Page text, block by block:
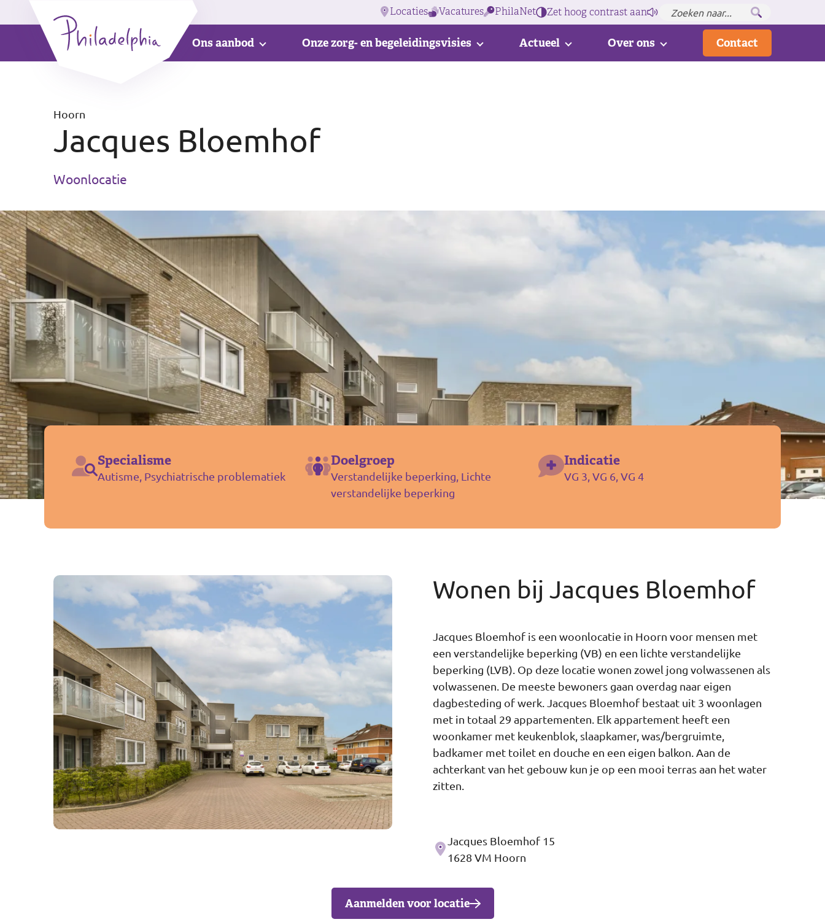
Locaties Vacatures PhilaNet Zet hoog contrast aan
Ons aanbod Onze zorg- en begeleidingsvisies Actueel Over ons Contact
Hoorn
Jacques Bloemhof
Woonlocatie
Specialisme
Autisme, Psychiatrische problematiek
Doelgroep
Verstandelijke beperking, Lichte
verstandelijke beperking
Indicatie
VG 3, VG 6, VG 4
Wonen bij Jacques Bloemhof
Jacques Bloemhof is een woonlocatie in Hoorn voor mensen met
een verstandelijke beperking (VB) en een lichte verstandelijke
beperking (LVB). ​Op deze locatie wonen zowel jong volwassenen als
volwassenen. De meeste bewoners gaan overdag naar eigen
dagbesteding of werk. Jacques Bloemhof bestaat uit 3 woonlagen
met in totaal 29 appartementen. Elk appartement heeft een
woonkamer met keukenblok, slaapkamer, was/bergruimte,
badkamer met toilet en douche en een eigen balkon. Aan de
achterkant van het gebouw kun je op een mooi terras aan het water
zitten.
Adres
Jacques Bloemhof 15
1628 VM Hoorn
Aanmelden voor locatie